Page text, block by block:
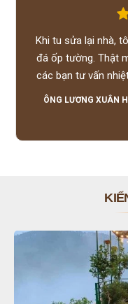
Khi tu sửa lại nhà,
đá ốp tường. Thật
các bạn tư vấn
lượng tốt,
ÔNG LƯƠNG XUÂN